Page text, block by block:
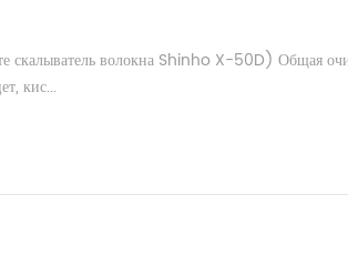
скалыватель волокна Shinho X-50D) Общая
кис...